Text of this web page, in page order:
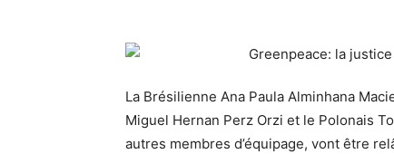
La Brésilienne Ana Paula Alminhana
Miguel Hernan Perz Orzi et le Polonais
autres membres d’équipage, vont être